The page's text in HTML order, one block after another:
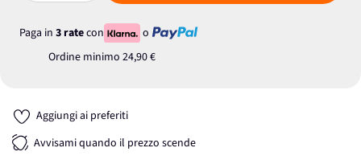
Paga in 3 ratecon
o
Ordine minimo 24,90 €
Aggiungi ai preferiti
Avvisami quando il prezzo scende